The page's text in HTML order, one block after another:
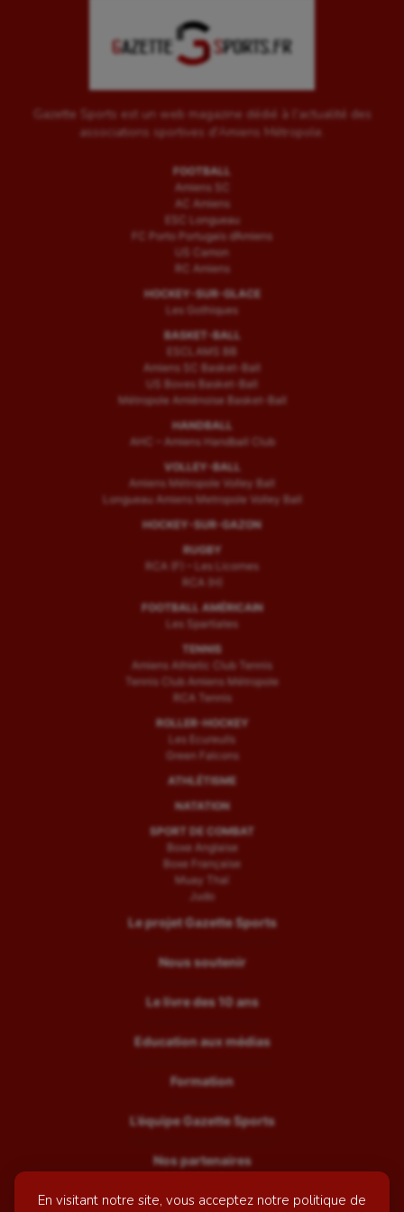
En visitant notre site, vous acceptez notre politique de
Gazette Sports est un web magazine dédié à l'actualité des
associations sportives d'Amiens Métropole.
FOOTBALL
Amiens SC
AC Amiens
ESC Longueau
FC Porto Portugais d’Amiens
US Camon
RC Amiens
HOCKEY-SUR-GLACE
Les Gothiques
BASKET-BALL
ESCLAMS BB
Amiens SC Basket-Ball
US Boves Basket-Ball
Métropole Amiénoise Basket-Ball
HANDBALL
AHC – Amiens Handball Club
VOLLEY-BALL
Amiens Métropole Volley Ball
Longueau Amiens Metropole Volley Ball
HOCKEY-SUR-GAZON
RUGBY
RCA (F) – Les Licornes
RCA (H)
FOOTBALL AMÉRICAIN
Les Spartiates
TENNIS
Amiens Athletic Club Tennis
Tennis Club Amiens Métropole
RCA Tennis
ROLLER-HOCKEY
Les Ecureuils
Green Falcons
ATHLÉTISME
NATATION
SPORT DE COMBAT
Boxe Anglaise
Boxe Française
Muay Thaï
Judo
Le projet Gazette Sports
Nous soutenir
Le livre des 10 ans
Education aux médias
Formation
L’équipe Gazette Sports
Nos partenaires
Recrutement